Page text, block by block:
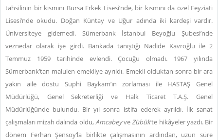
tahsilinin bir kısmını Bursa Erkek Lisesi’nde, bir kısmını da özel Feyziati
Lisesi’nde okudu. Doğan Küntay ve Uğur adında iki kardeşi vardır.
Üniversiteye gidemedi. Sümerbank İstanbul Beyoğlu Şubesi’nde
veznedar olarak işe girdi. Bankada tanıştığı Nadide Kavroğlu ile 2
Temmuz 1959 tarihinde evlendi. Çocuğu olmadı. 1967 yılında
Sümerbank’tan malulen emekliye ayrıldı. Emekli olduktan sonra bir ara
yakın aile dostu Suphi Baykam’ın zorlaması ile HASTAŞ Genel
Müdürlüğü, Genel Sekreterliği ve Halk Ticaret T.A.Ş. Genel
Müdürlüğünde bulundu. Bir yıl sonra istifa ederek ayrıldı. İlk sanat
çalışmaları mizah dalında oldu,AmcabeyveZübük’te hikâyeler yazdı. Bir
dönem Ferhan Şensoy‘la birlikte çalışmasının ardından, uzun süre